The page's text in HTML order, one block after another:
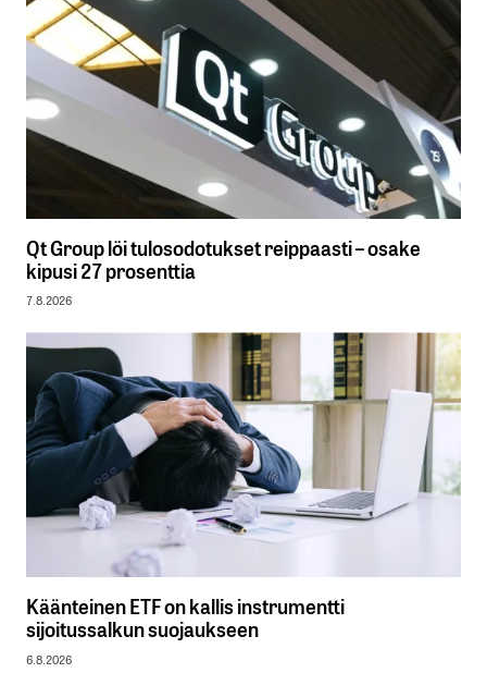
Qt Group löi tulosodotukset reippaasti – osake
kipusi 27 prosenttia
7.8.2026
Käänteinen ETF on kallis instrumentti
sijoitussalkun suojaukseen
6.8.2026